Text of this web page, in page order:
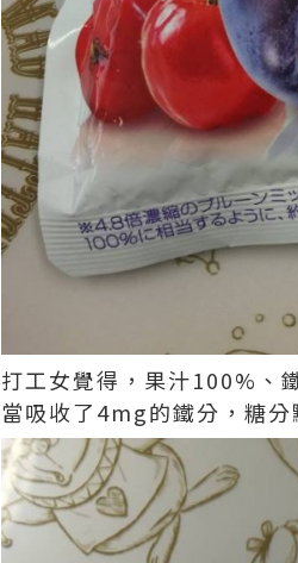
打工女覺得，果汁100%
當吸收了4mg的鐵分，糖分